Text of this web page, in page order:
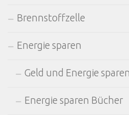
Brennstoffzelle
Energie sparen
Geld und Energie
Energie sparen Bücher